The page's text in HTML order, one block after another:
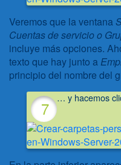
Veremos que la ventana
Cuentas de servicioo
incluye más opciones.
texto que hay junto a
principio del nombre del
… y hacemos